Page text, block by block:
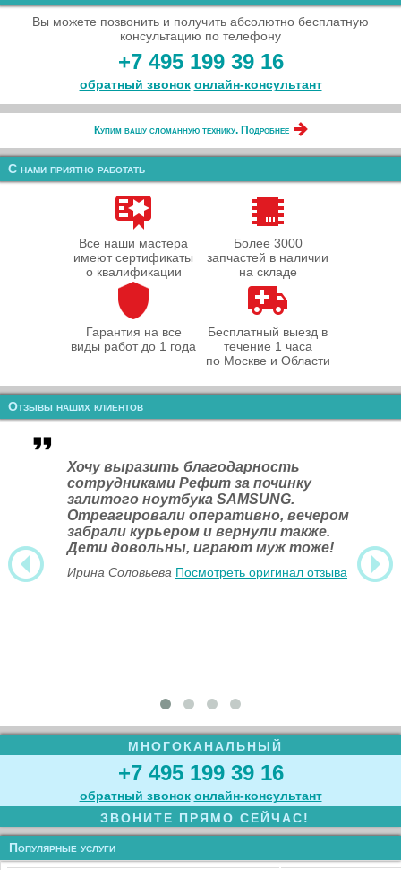
Вы можете позвонить и получить абсолютно бесплатную
консультацию по телефону
+7 495 199 39 16
обратный звонок онлайн‑консультант
Купим вашу сломанную технику. Подробнее
С нами приятно работать
Все наши мастера
имеют сертификаты
о квалификации
Более 3000
запчастей в наличии
на складе
Гарантия на все
виды работ до 1 года
Бесплатный выезд в
течение 1 часа
по Москве и Области
Отзывы наших клиентов
Хочу выразить благодарность
сотрудниками Рефит за починку
залитого ноутбука SAMSUNG.
Отреагировали оперативно, вечером
забрали курьером и вернули также.
Дети довольны, играют муж тоже!
Ирина Соловьева Посмотреть оригинал отзыва
МНОГОКАНАЛЬНЫЙ
+7 495 199 39 16
обратный звонок онлайн‑консультант
ЗВОНИТЕ ПРЯМО СЕЙЧАС!
Популярные услуги